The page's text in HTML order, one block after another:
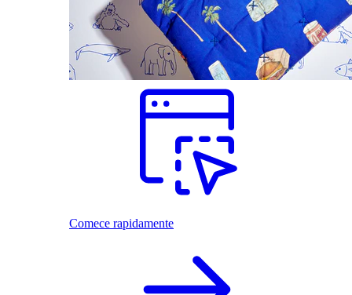
Comece rapidamente